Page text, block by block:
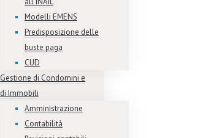
Modelli EMENS
Predisposizione delle
buste paga
CUD
Gestione di Condomini e
di Immobili
Amministrazione
Contabilità